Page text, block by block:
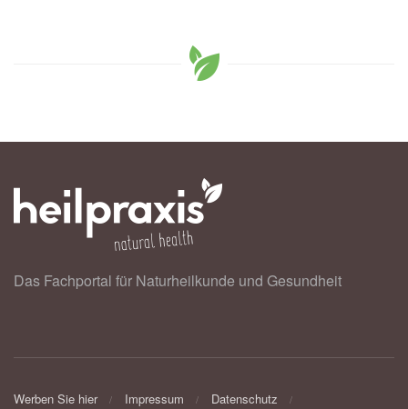
Das Fachportal für Naturheilkunde und Gesundheit
Werben Sie hier Impressum
Datenschutz